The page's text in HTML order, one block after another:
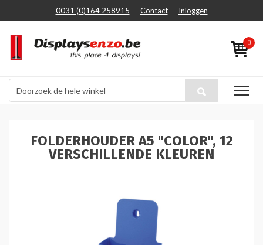
0031 (0)164 258915 Contact Inloggen
0
FOLDERHOUDER A5 "COLOR", 12
VERSCHILLENDE KLEUREN